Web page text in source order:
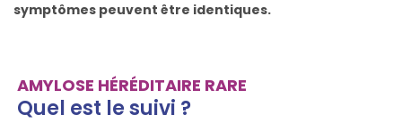
symptômes peuvent être identiques.
AMYLOSE HÉRÉDITAIRE RARE
Quel est le suivi ?